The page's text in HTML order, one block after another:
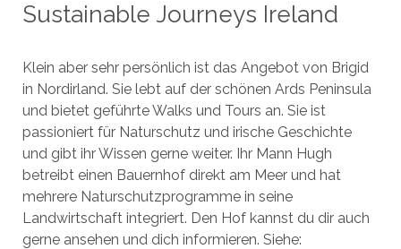
Sustainable Journeys Ireland
Klein aber sehr persönlich ist das Angebot von Brigid
in Nordirland. Sie lebt auf der schönen Ards Peninsula
und bietet geführte Walks und Tours an. Sie ist
passioniert für Naturschutz und irische Geschichte
und gibt ihr Wissen gerne weiter. Ihr Mann Hugh
betreibt einen Bauernhof direkt am Meer und hat
mehrere Naturschutzprogramme in seine
Landwirtschaft integriert. Den Hof kannst du dir auch
gerne ansehen und dich informieren. Siehe: